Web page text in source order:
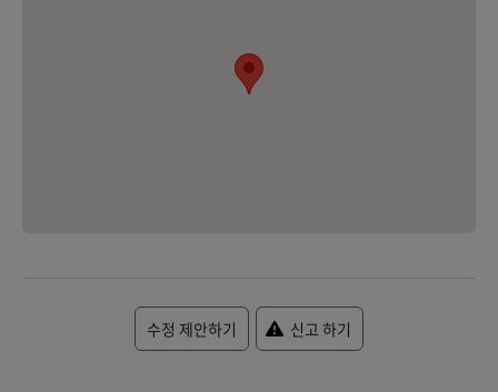
수정 제안하기 신고 하기